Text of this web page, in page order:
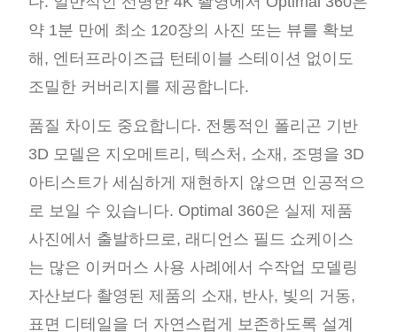
약 1분 만에 최소 120장의 사진 또는 뷰를 확보
해, 엔터프라이즈급 턴테이블 스테이션 없이도
조밀한 커버리지를 제공합니다.
품질 차이도 중요합니다. 전통적인 폴리곤 기반
3D 모델은 지오메트리, 텍스처, 소재, 조명을 3D
아티스트가 세심하게 재현하지 않으면 인공적으
로 보일 수 있습니다. Optimal 360은 실제 제품
사진에서 출발하므로, 래디언스 필드 쇼케이스
는 많은 이커머스 사용 사례에서 수작업 모델링
자산보다 촬영된 제품의 소재, 반사, 빛의 거동,
표면 디테일을 더 자연스럽게 보존하도록 설계